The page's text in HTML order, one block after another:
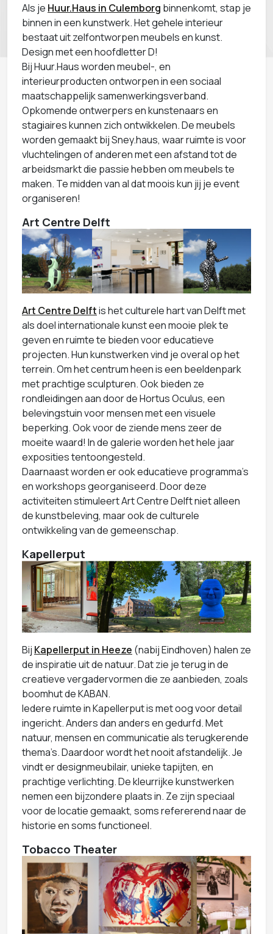
Als je Huur.Haus in Culemborg binnenkomt, stap je
binnen in een kunstwerk. Het gehele interieur
bestaat uit zelfontworpen meubels en kunst.
Design met een hoofdletter D!
Bij Huur.Haus worden meubel-, en
interieurproducten ontworpen in een sociaal
maatschappelijk samenwerkingsverband.
Opkomende ontwerpers en kunstenaars en
stagiaires kunnen zich ontwikkelen. De meubels
worden gemaakt bij Sney.haus, waar ruimte is voor
vluchtelingen of anderen met een afstand tot de
arbeidsmarkt die passie hebben om meubels te
maken. Te midden van al dat moois kun jij je event
organiseren!
Art Centre Delft
Art Centre Delftis het culturele hart van Delft met
als doel internationale kunst een mooie plek te
geven en ruimte te bieden voor educatieve
projecten. Hun kunstwerken vind je overal op het
terrein. Om het centrum heen is een beeldenpark
met prachtige sculpturen. Ook bieden ze
rondleidingen aan door de Hortus Oculus, een
belevingstuin voor mensen met een visuele
beperking. Ook voor de ziende mens zeer de
moeite waard! In de galerie worden het hele jaar
exposities tentoongesteld.
Daarnaast worden er ook educatieve programma's
en workshops georganiseerd. Door deze
activiteiten stimuleert Art Centre Delft niet alleen
de kunstbeleving, maar ook de culturele
ontwikkeling van de gemeenschap.
Kapellerput
Bij Kapellerput in Heeze (nabij Eindhoven) halen ze
de inspiratie uit de natuur. Dat zie je terug in de
creatieve vergadervormen die ze aanbieden, zoals
boomhut de KABAN.
Iedere ruimte in Kapellerput is met oog voor detail
ingericht. Anders dan anders en gedurfd. Met
natuur, mensen en communicatie als terugkerende
thema’s. Daardoor wordt het nooit afstandelijk. Je
vindt er designmeubilair, unieke tapijten, en
prachtige verlichting. De kleurrijke kunstwerken
nemen een bijzondere plaats in. Ze zijn speciaal
voor de locatie gemaakt, soms refererend naar de
historie en soms functioneel.
Tobacco Theater